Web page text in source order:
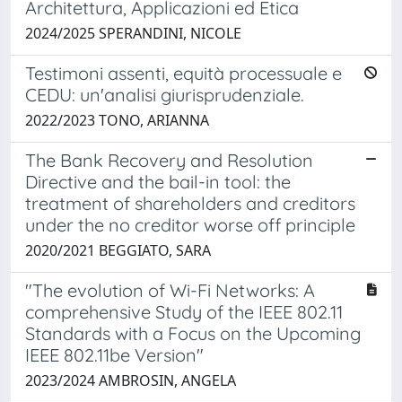
Architettura, Applicazioni ed Etica
2024/2025 SPERANDINI, NICOLE
Testimoni assenti, equità processuale e
CEDU: un'analisi giurisprudenziale.
2022/2023 TONO, ARIANNA
The Bank Recovery and Resolution
Directive and the bail-in tool: the
treatment of shareholders and creditors
under the no creditor worse off principle
2020/2021 BEGGIATO, SARA
"The evolution of Wi-Fi Networks: A
comprehensive Study of the IEEE 802.11
Standards with a Focus on the Upcoming
IEEE 802.11be Version"
2023/2024 AMBROSIN, ANGELA